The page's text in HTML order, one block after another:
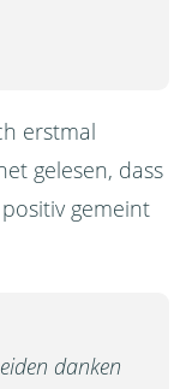
erstmal
gelesen, dass
gemeint
danken